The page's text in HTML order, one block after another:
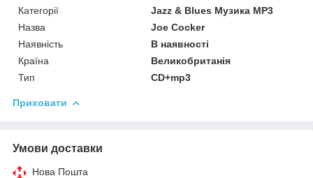
Категорії
Jazz & Blues Музика MP3
Назва
Joe Cocker
Наявність
В наявності
Країна
Великобританія
Тип
CD+mp3
Приховати
Умови доставки
Нова Пошта